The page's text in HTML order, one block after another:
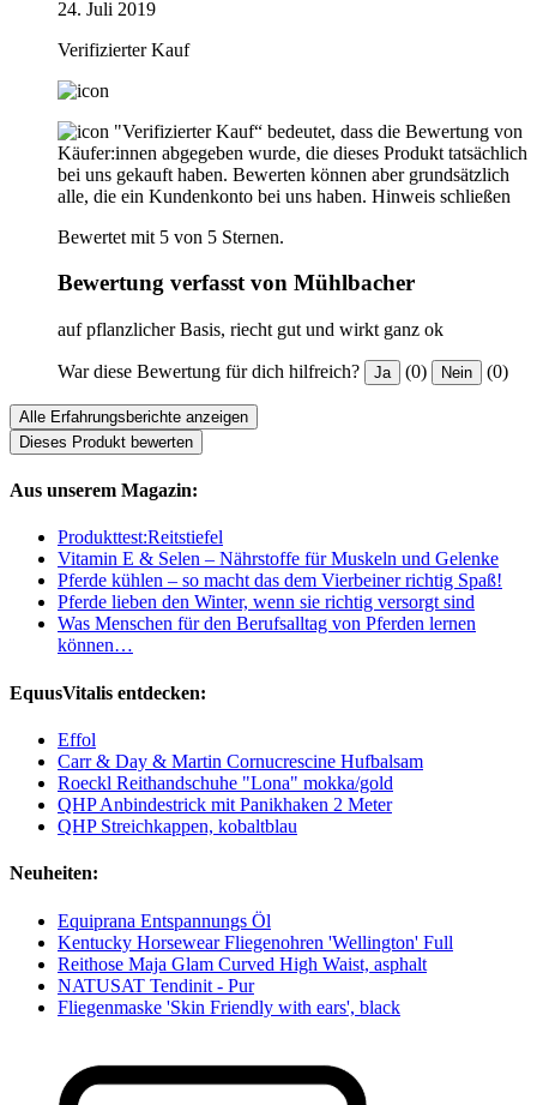
24. Juli 2019
Verifizierter Kauf
"Verifizierter Kauf“ bedeutet, dass die Bewertung von
Käufer:innen abgegeben wurde, die dieses Produkt tatsächlich
bei uns gekauft haben. Bewerten können aber grundsätzlich
alle, die ein Kundenkonto bei uns haben. Hinweis schließen
Bewertet mit 5 von 5 Sternen.
Bewertung verfasst von Mühlbacher
auf pflanzlicher Basis, riecht gut und wirkt ganz ok
War diese Bewertung für dich hilfreich? Ja (0) Nein (0)
Alle Erfahrungsberichte anzeigen
Dieses Produkt bewerten
Aus unserem Magazin:
Produkttest:Reitstiefel
Vitamin E & Selen – Nährstoffe für Muskeln und Gelenke
Pferde kühlen – so macht das dem Vierbeiner richtig Spaß!
Pferde lieben den Winter, wenn sie richtig versorgt sind
Was Menschen für den Berufsalltag von Pferden lernen
können…
EquusVitalis entdecken:
Effol
Carr & Day & Martin Cornucrescine Hufbalsam
Roeckl Reithandschuhe "Lona" mokka/gold
QHP Anbindestrick mit Panikhaken 2 Meter
QHP Streichkappen, kobaltblau
Neuheiten:
Equiprana Entspannungs Öl
Kentucky Horsewear Fliegenohren 'Wellington' Full
Reithose Maja Glam Curved High Waist, asphalt
NATUSAT Tendinit - Pur
Fliegenmaske 'Skin Friendly with ears', black